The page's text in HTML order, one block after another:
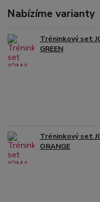
Nabízíme varianty
Tréninkový set
GREEN
Tréninkový set
ORANGE